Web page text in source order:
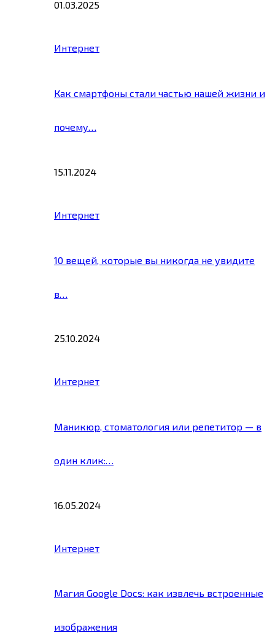
01.03.2025
Интернет
Как смартфоны стали частью нашей жизни и
почему…
15.11.2024
Интернет
10 вещей, которые вы никогда не увидите
в…
25.10.2024
Интернет
Маникюр, стоматология или репетитор — в
один клик:…
16.05.2024
Интернет
Магия Google Docs: как извлечь встроенные
изображения